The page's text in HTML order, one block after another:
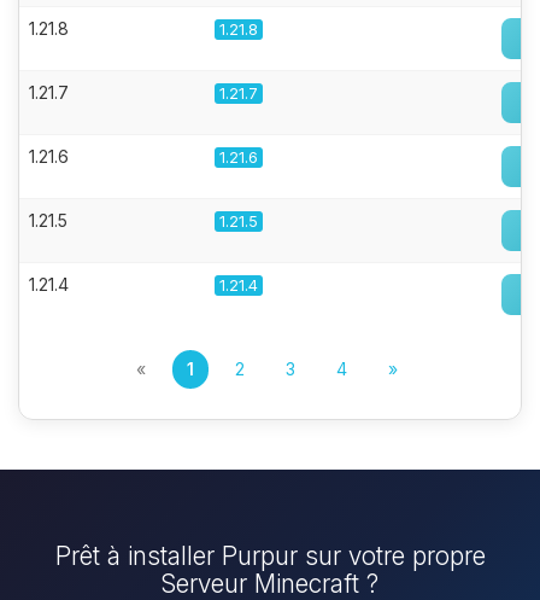
1.21.8 1.21.8
1.21.7 1.21.7
1.21.6 1.21.6
1.21.5 1.21.5
1.21.4 1.21.4
« 1 2 3 4 »
Prêt à installer Purpur sur votre propre
Serveur Minecraft ?